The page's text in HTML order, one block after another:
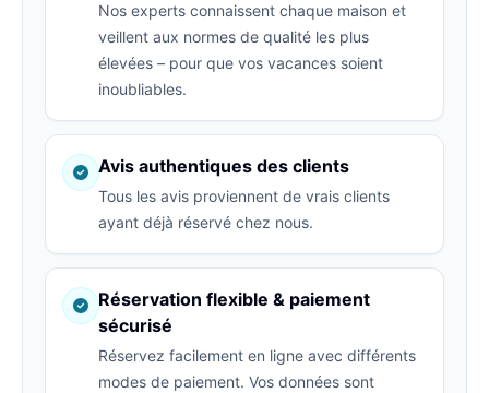
Nos experts connaissent chaque maison et
veillent aux normes de qualité les plus
élevées – pour que vos vacances soient
inoubliables.
Avis authentiques des clients
Tous les avis proviennent de vrais clients
ayant déjà réservé chez nous.
Réservation flexible & paiement
sécurisé
Réservez facilement en ligne avec différents
modes de paiement. Vos données sont